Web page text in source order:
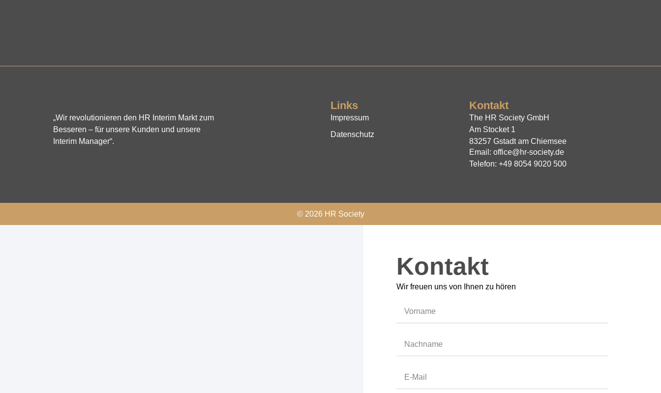
„Wir revolutionieren den HR Interim Markt zum
Besseren – für unsere Kunden und unsere
Interim Manager“.
Links
Impressum
Datenschutz
Kontakt
The HR Society GmbH
Am Stocket 1
83257 Gstadt am Chiemsee
Email: office@hr-society.de
Telefon: +49 8054 9020 500
© 2026 HR Society
Kontakt
Wir freuen uns von Ihnen zu hören